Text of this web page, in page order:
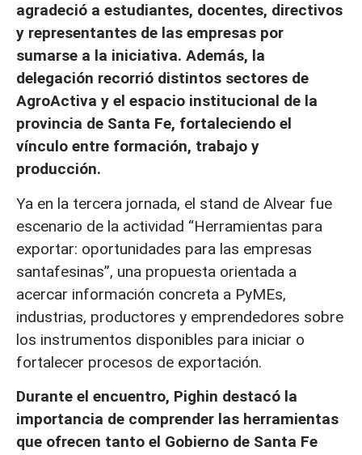
agradeció a estudiantes, docentes, directivos
y representantes de las empresas por
sumarse a la iniciativa. Además, la
delegación recorrió distintos sectores de
AgroActiva y el espacio institucional de la
provincia de Santa Fe, fortaleciendo el
vínculo entre formación, trabajo y
producción.
Ya en la tercera jornada, el stand de Alvear fue
escenario de la actividad “Herramientas para
exportar: oportunidades para las empresas
santafesinas”, una propuesta orientada a
acercar información concreta a PyMEs,
industrias, productores y emprendedores sobre
los instrumentos disponibles para iniciar o
fortalecer procesos de exportación.
Durante el encuentro, Pighin destacó la
importancia de comprender las herramientas
que ofrecen tanto el Gobierno de Santa Fe